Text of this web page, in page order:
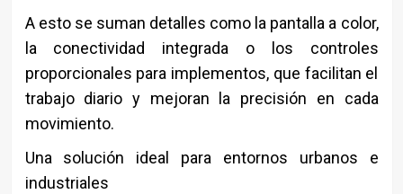
A esto se suman detalles como la pantalla a color,
la conectividad integrada o los controles
proporcionales para implementos, que facilitan el
trabajo diario y mejoran la precisión en cada
movimiento.
Una solución ideal para entornos urbanos e
industriales